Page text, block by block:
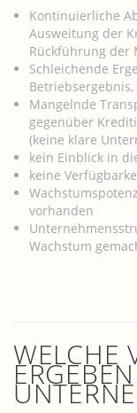
Kontinuierliche
Ausweitung der
Rückführung der
Schleichende
Mangelnde
gegenüber
(keine klare
kein Einblick in
keine
vorhanden
Wachstum
WELCHE